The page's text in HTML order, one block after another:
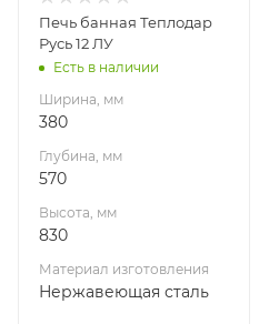
сталь
Вид топлива
Диаметр дымохода,
115
400
50
Печь банная Теплодар
Русь 12 ЛУ
Есть в наличии
Ширина, мм
380
Глубина, мм
570
Высота, мм
830
Материал изготовления
Нержавеющая сталь